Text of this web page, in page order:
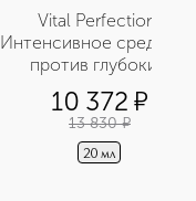
Vital Perfection
Интенсивное средство
против глубоких
морщин
10 372 ¤
13 830 ¤
20 мл